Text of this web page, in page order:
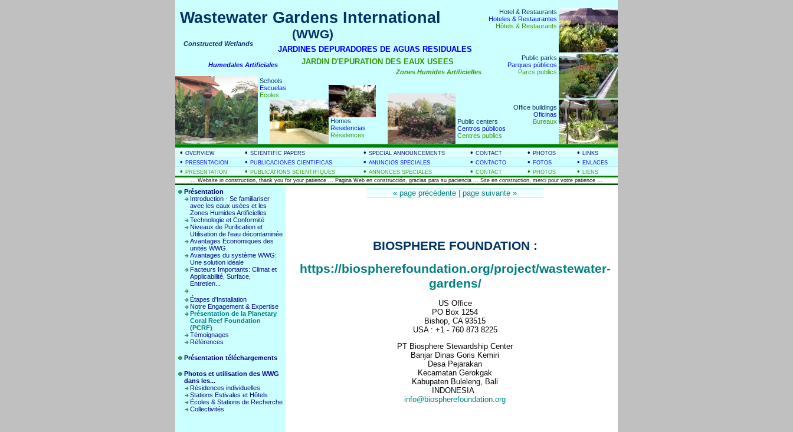
Wastewater Gardens International
Constructed Wetlands
Humedales Artificiales
(WWG)
JARDINES DEPURADORES DE AGUAS RESIDUALES
JARDIN D'EPURATION DES EAUX USEES
Zones Humides Artificielles
Schools
Escuelas
Ecoles
Hotel & Restaurants
Hoteles & Restaurantes
Hôtels & Restaurants
Public parks
Parques públicos
Parcs publics
Homes
Residencias
Résidences
Office buildings
Oficinas
Public centers
Bureaux
Centros públicos
Centres publics
• OVERVIEW • SCIENTIFIC PAPERS • SPECIAL ANNOUNCEMENTS • CONTACT • PHOTOS • LINKS
• PRESENTACION • PUBLICACIONES CIENTIFICAS • ANUNCIOS SPECIALES • CONTACTO • FOTOS • ENLACES
• PRESENTATION • PUBLICATIONS SCIENTIFIQUES • ANNONCES SPECIALES • CONTACT • PHOTOS • LIENS
... Website in construction, thank you for your patience ... Pagina Web en construcción, gracias para su paciencia ... Site en construction, merci pour votre patience ...
Présentation
Introduction - Se familiariser
avec les eaux usées et les
Zones Humides Artificielles
Technologie et Conformité
Niveaux de Purification et
Utilisation de l'eau décontaminée
Avantages Economiques des
unités WWG
Avantages du système WWG:
Une solution idéale
Facteurs Importants: Climat et
Applicabilité, Surface,
Entretien...
Étapes d'Installation
Notre Engagement & Expertise
Présentation de la Planetary
Coral Reef Foundation
(PCRF)
Témoignages
Références
Présentation téléchargements
Photos et utilisation des WWG
dans les...
Résidences individuelles
Stations Estivales et Hôtels
Écoles & Stations de Recherche
Collectivités
« page précédente page suivante »
BIOSPHERE FOUNDATION :
https://biospherefoundation.org/project/wastewater-
gardens/
US Office
PO Box 1254
Bishop, CA 93515
USA : +1 - 760 873 8225
PT Biosphere Stewardship Center
Banjar Dinas Goris Kemiri
Desa Pejarakan
Kecamatan Gerokgak
Kabupaten Buleleng, Bali
INDONESIA
info@biospherefoundation.org